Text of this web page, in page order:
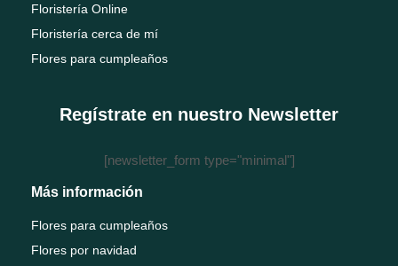
Floristería Online
Floristería cerca de mí
Flores para cumpleaños
Regístrate en nuestro Newsletter
[newsletter_form type="minimal"]
Más información
Flores para cumpleaños
Flores por navidad